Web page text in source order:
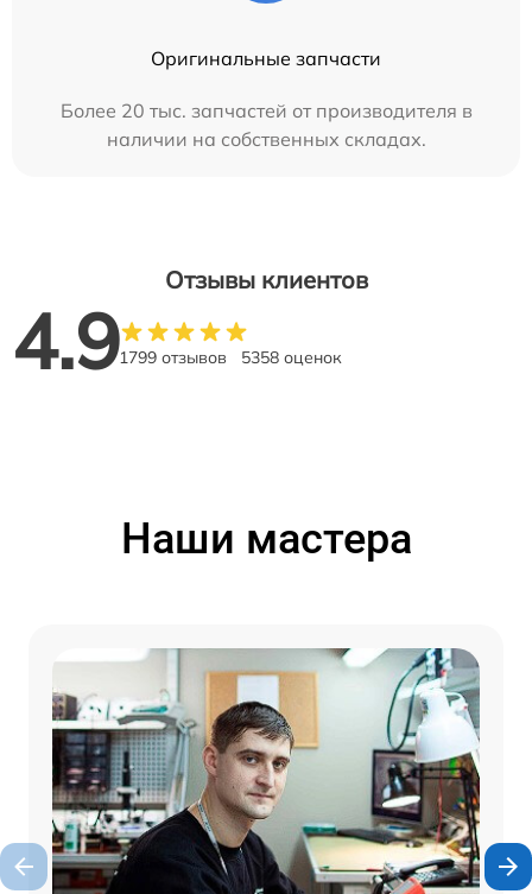
Оригинальные запчасти
Более 20 тыс. запчастей от производителя в
наличии на собственных складах.
Отзывы клиентов
4.91799 отзывов 5358 оценок
Наши мастера